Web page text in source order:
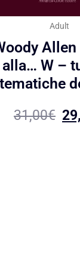
Adult
alla… W –
31,00€